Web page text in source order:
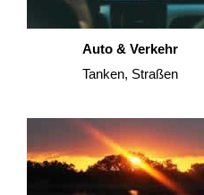
Auto & Verkehr
Tanken, Straßen